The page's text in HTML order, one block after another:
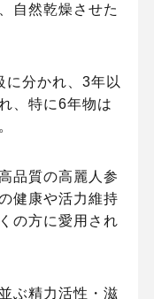
自然乾燥させた
に分かれ、3年以
、特に6年物は
品質の高麗人参
健康や活力維持
の方に愛用され
ぶ精力活性・滋